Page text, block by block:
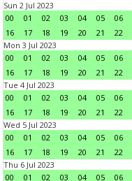
Sun 2 Jul 2023
00
01 02 03 04 05 06
16
17 18 19 20 21 22
Mon 3 Jul 2023
00
01 02 03 04 05 06
16
17 18 19 20 21 22
Tue 4 Jul 2023
00
01 02 03 04 05 06
16
17 18 19 20 21 22
Wed 5 Jul 2023
00
01 02 03 04 05 06
16
17 18 19 20 21 22
Thu 6 Jul 2023
00
01 02 03 04 05 06